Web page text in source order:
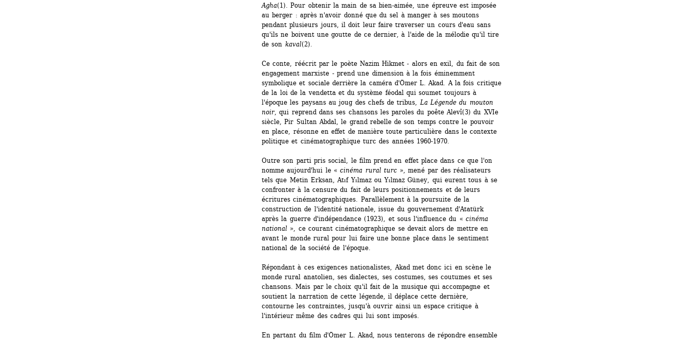
Agha(1). Pour obtenir la main de sa bien-aimée, une épreuve est imposée
au berger : après n'avoir donné que du sel à manger à ses moutons
pendant plusieurs jours, il doit leur faire traverser un cours d'eau sans
qu'ils ne boivent une goutte de ce dernier, à l'aide de la mélodie qu'il tire
de son kaval(2).
Ce conte, réécrit par le poète Nazim Hikmet - alors en exil, du fait de son
engagement marxiste - prend une dimension à la fois éminemment
symbolique et sociale derrière la caméra d'Ömer L. Akad. A la fois critique
de la loi de la vendetta et du système féodal qui soumet toujours à
l'époque les paysans au joug des chefs de tribus, La Légende du mouton
noir, qui reprend dans ses chansons les paroles du poête Alevî(3) du XVIe
siècle, Pir Sultan Abdal, le grand rebelle de son temps contre le pouvoir
en place, résonne en effet de manière toute particulière dans le contexte
politique et cinématographique turc des années 1960-1970.
Outre son parti pris social, le film prend en effet place dans ce que l'on
nomme aujourd'hui le « cinéma rural turc», mené par des réalisateurs
tels que Metin Erksan, Atıf Yılmaz ou Yılmaz Güney, qui eurent tous à se
confronter à la censure du fait de leurs positionnements et de leurs
écritures cinématographiques. Parallèlement à la poursuite de la
construction de l'identité nationale, issue du gouvernement d'Atatürk
après la guerre d'indépendance (1923), et sous l'influence du « cinéma
national », ce courant cinématographique se devait alors de mettre en
avant le monde rural pour lui faire une bonne place dans le sentiment
national de la société de l'époque.
Répondant à ces exigences nationalistes, Akad met donc ici en scène le
monde rural anatolien, ses dialectes, ses costumes, ses coutumes et ses
chansons. Mais par le choix qu'il fait de la musique qui accompagne et
soutient la narration de cette légende, il déplace cette dernière,
contourne les contraintes, jusqu'à ouvrir ainsi un espace critique à
l'intérieur même des cadres qui lui sont imposés.
En partant du film d'Ömer L. Akad, nous tenterons de répondre ensemble